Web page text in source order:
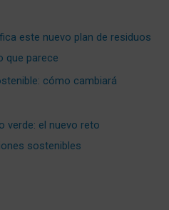
este nuevo plan de residuos
que parece
cómo cambiará
verde: el nuevo reto
sostenibles